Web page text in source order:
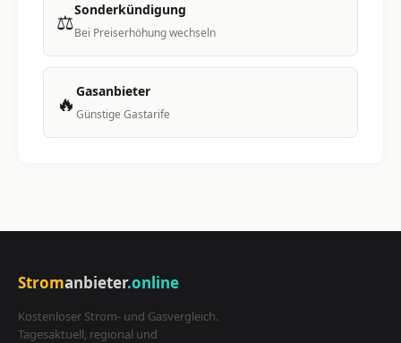
⚖️Sonderkündigung
Bei Preiserhöhung wechseln
🔥 Gasanbieter
Günstige Gastarife
Stromanbieter.online
Kostenloser Strom- und Gasvergleich.
Tagesaktuell, regional und